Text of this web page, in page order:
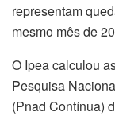
representam
mesmo mês de
O Ipea calculou
Pesquisa
(Pnad Contínua)